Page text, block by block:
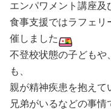
エンパワメント講座及
食事支援ではラフェリ
催しました
不登校状態の子どもや
も、
親が精神疾患を抱えて
兄弟がいるなどの事情